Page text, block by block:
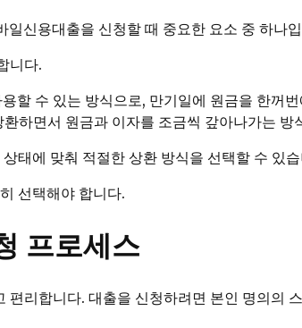
신용대출을 신청할 때 중요한 요소 중 하나
니다.
할 수 있는 방식으로, 만기일에 원금을 한꺼
하면서 원금과 이자를 조금씩 갚아나가는 방
태에 맞춰 적절한 상환 방식을 선택할 수 있
선택해야 합니다.
프로세스
편리합니다. 대출을 신청하려면 본인 명의의